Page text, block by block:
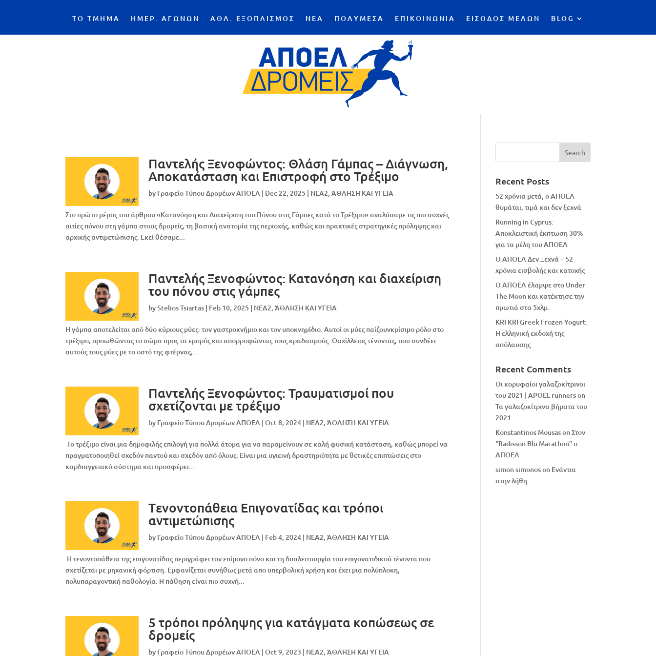
ΤΟ ΤΜΗΜΑ ΗΜΕΡ. ΑΓΩΝΩΝ ΑΘΛ. ΕΞΟΠΛΙΣΜΟΣ ΝΕΑ ΠΟΛΥΜΕΣΑ ΕΠΙΚΟΙΝΩΝΙΑ ΕΙΣΟΔΟΣ ΜΕΛΩΝ BLOG
Παντελής Ξενοφώντος: Θλάση Γάμπας – Διάγνωση,
Αποκατάσταση και Επιστροφή στο Τρέξιμο
by Γραφείο Τύπου Δρομέων ΑΠΟΕΛ | Dec 22, 2025 | NEA2,ΆΘΛΗΣΗ ΚΑΙ ΥΓΕΙΑ
Στο πρώτο μέρος του άρθρου «Κατανόηση και Διαχείριση του Πόνου στις Γάμπες κατά το Τρέξιμο» αναλύσαμε τις πιο συχνές
αιτίες πόνου στη γάμπα στους δρομείς, τη βασική ανατομία της περιοχής, καθώς και πρακτικές στρατηγικές πρόληψης και
αρχικής αντιμετώπισης. Εκεί θέσαμε...
Παντελής Ξενοφώντος: Κατανόηση και διαχείριση
του πόνου στις γάμπες
byStelios Tsiartas | Feb 10, 2025 | NEA2,ΆΘΛΗΣΗ ΚΑΙ ΥΓΕΙΑ
Η γάμπα αποτελείται από δύο κύριους μύες: τον γαστροκνήμιο και τον υποκνημίδιο. Αυτοί οι μύες παίζουνκρίσιμο ρόλο στο
τρέξιμο, προωθώντας το σώμα προς τα εμπρός και απορροφώντας τους κραδασμούς. Οαχίλλειος τένοντας, που συνδέει
αυτούς τους μύες με το οστό της φτέρνας,...
Παντελής Ξενοφώντος: Τραυματισμοί που
σχετίζονται με τρέξιμο
by Γραφείο Τύπου Δρομέων ΑΠΟΕΛ |Oct 8, 2024 | NEA2,ΆΘΛΗΣΗ ΚΑΙ ΥΓΕΙΑ
Το τρέξιμο είναι μια δημοφιλής επιλογή για πολλά άτομα για να παραμείνουν σε καλή φυσική κατάσταση, καθώς μπορεί να
πραγματοποιηθεί σχεδόν παντού και σχεδόν από όλους. Είναι μια υγιεινή δραστηριότητα με θετικές επιπτώσεις στο
καρδιαγγειακό σύστημα και προσφέρει...
Tενοντοπάθεια Eπιγονατίδας και τρόποι
αντιμετώπισης
by Γραφείο Τύπου Δρομέων ΑΠΟΕΛ | Feb 4, 2024 | NEA2,ΆΘΛΗΣΗ ΚΑΙ ΥΓΕΙΑ
Η τενοντοπάθεια της επιγονατίδας περιγράφει τον επίμονο πόνο και τη δυσλειτουργία του επιγονατιδικού τένοντα που
σχετίζεται με μηχανική φόρτιση. Εμφανίζεται συνήθως μετά απο υπερβολική χρήση και έχει μια πολύπλοκη,
πολυπαραγοντική παθολογία. Η πάθηση είναι πιο συχνή...
5 τρόποι πρόληψης για κατάγματα κοπώσεως σε
δρομείς
by Γραφείο Τύπου Δρομέων ΑΠΟΕΛ |Oct 9, 2023 | NEA2,ΆΘΛΗΣΗ ΚΑΙ ΥΓΕΙΑ
Recent Posts
52 χρόνια μετά, ο ΑΠΟΕΛ
θυμάται, τιμά και δεν ξεχνά
Running in Cyprus:
Αποκλειστική έκπτωση 30%
για τα μέλη του ΑΠΟΕΛ
Ο ΑΠΟΕΛ Δεν Ξεχνά – 52
χρόνια εισβολής και κατοχής
Ο ΑΠΟΕΛ έλαμψε στο Under
The Moon και κατέκτησε την
πρωτιά στα 5χλμ.
KRI KRI Greek Frozen Yogurt:
Η ελληνική εκδοχή της
απόλαυσης
Recent Comments
Οι κορυφαίοι γαλαζοκίτρινοι
του 2021 | APOEL runnerson
Τα γαλαζοκίτρινα βήματα του
2021
Konstantinos MousasonΣτον
“Radisson Blu Marathon” ο
ΑΠΟΕΛ
simon simonoson Eνάντια
στην λήθη